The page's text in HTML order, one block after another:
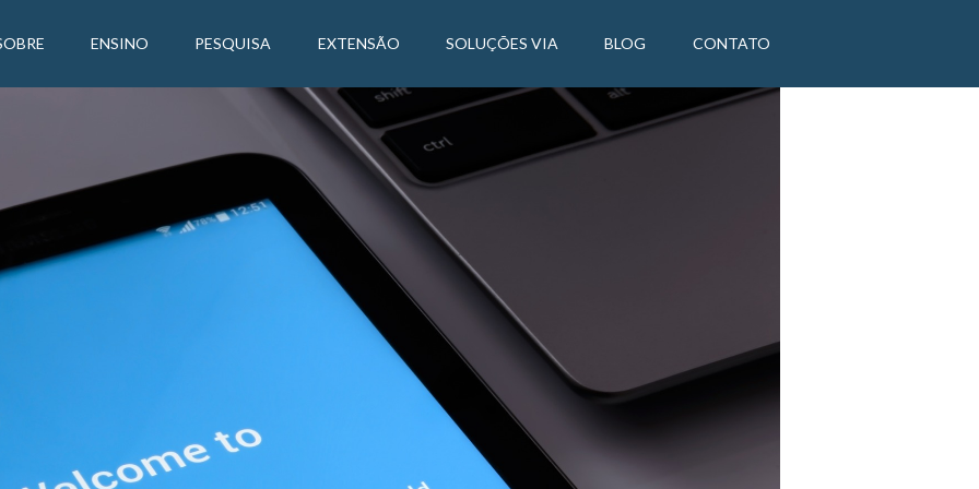
ENSINO PESQUISA EXTENSÃO SOLUÇÕES VIA BLOG CONTATO